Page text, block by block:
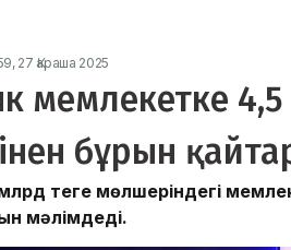
27 Қараша 2025
мемлекетке 4,5
бұрын
теңге мөлшеріндегі
мәлімдеді.